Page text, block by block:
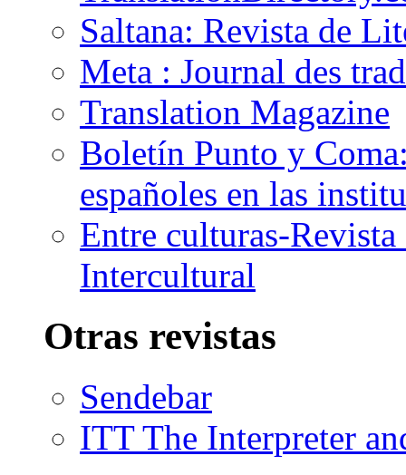
Saltana: Revista de
Meta : Journal des
Translation Magazine
Boletín Punto y
españoles en las
Entre culturas-
Intercultural
Otras revistas
Sendebar
ITT The Interpreter